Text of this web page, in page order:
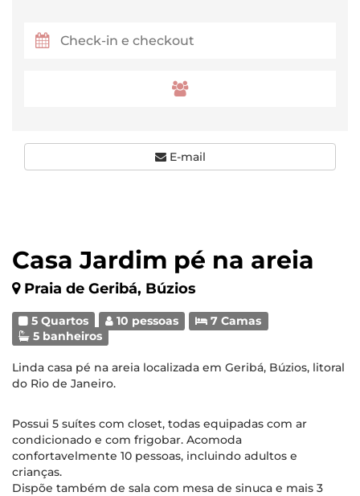
Casa Jardim pé na areia
Praia de Geribá, Búzios
5 Quartos 10 pessoas
7 Camas
5 banheiros
Linda casa pé na areia localizada em Geribá, Búzios, litoral
do Rio de Janeiro.
Possui 5 suítes com closet, todas equipadas com ar
condicionado e com frigobar. Acomoda
confortavelmente 10 pessoas, incluindo adultos e
crianças.
Dispõe também de sala com mesa de sinuca e mais 3
E-mail